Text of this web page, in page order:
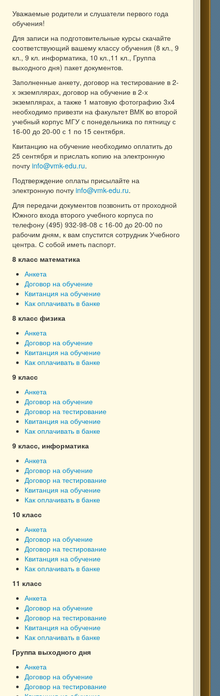
Уважаемые родители и слушатели первого года
обучения!
Для записи на подготовительные курсы скачайте
соответствующий вашему классу обучения (8 кл., 9
кл., 9 кл. информатика, 10 кл.,11 кл., Группа
выходного дня) пакет документов.
Заполненные анкету, договор на тестирование в 2-
х экземплярах, договор на обучение в 2-х
экземплярах, а также 1 матовую фотографию 3х4
необходимо привезти на факультет ВМК во второй
учебный корпус МГУ с понедельника по пятницу с
16-00 до 20-00 с 1 по 15 сентября.
Квитанцию на обучение необходимо оплатить до
25 сентября и прислать копию на электронную
почту info@vmk-edu.ru.
Подтверждение оплаты присылайте на
электронную почту info@vmk-edu.ru.
Для передачи документов позвонить от проходной
Южного входа второго учебного корпуса по
телефону (495) 932-98-08 с 16-00 до 20-00 по
рабочим дням, к вам спустится сотрудник Учебного
центра. С собой иметь паспорт.
8 класс математика
Анкета
Договор на обучение
Квитанция на обучение
Как оплачивать в банке
8 класс физика
Анкета
Договор на обучение
Квитанция на обучение
Как оплачивать в банке
9 класс
Анкета
Договор на обучение
Договор на тестирование
Квитанция на обучение
Как оплачивать в банке
9 класс, информатика
Анкета
Договор на обучение
Договор на тестирование
Квитанция на обучение
Как оплачивать в банке
10 класс
Анкета
Договор на обучение
Договор на тестирование
Квитанция на обучение
Как оплачивать в банке
11 класс
Анкета
Договор на обучение
Договор на тестирование
Квитанция на обучение
Как оплачивать в банке
Группа выходного дня
Анкета
Договор на обучение
Договор на тестирование